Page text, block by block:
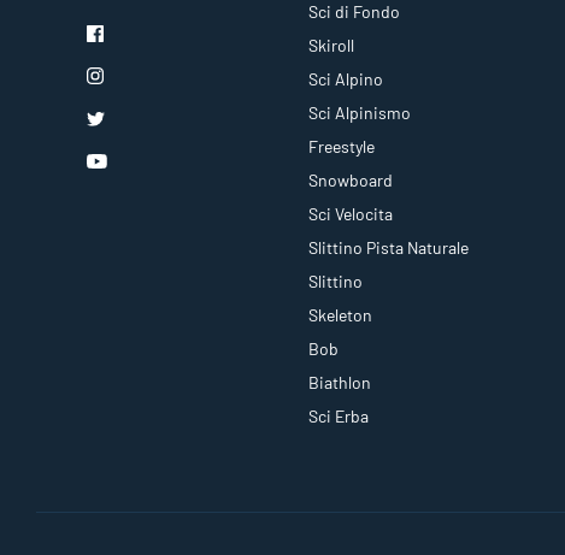
Sci di Fondo
Skiroll
Sci Alpino
Sci Alpinismo
Freestyle
Snowboard
Sci Velocita
Slittino Pista Naturale
Slittino
Skeleton
Bob
Biathlon
Sci Erba